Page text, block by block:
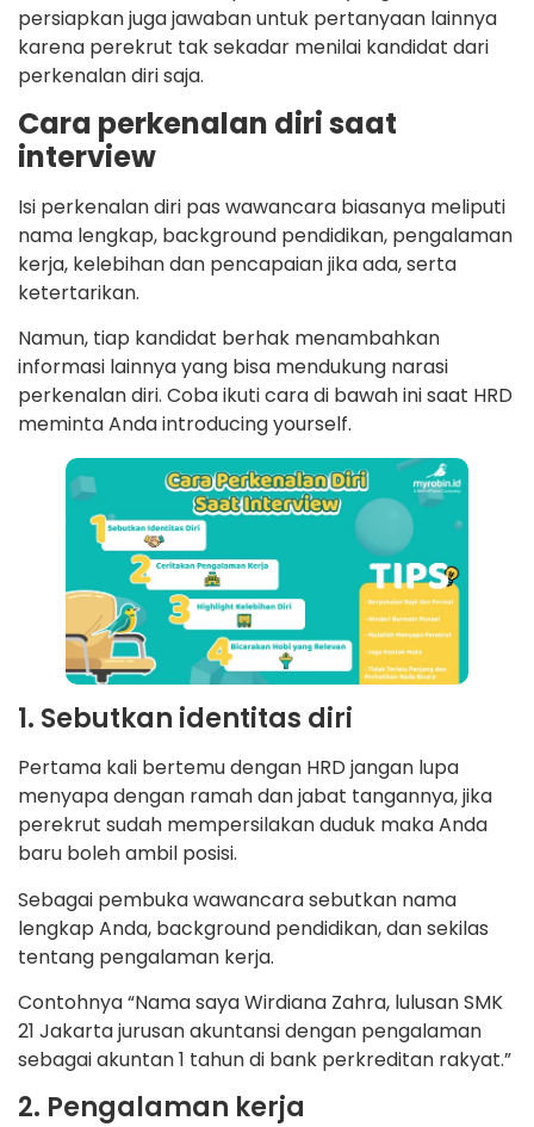
persiapkan juga jawaban untuk pertanyaan lainnya
karena perekrut tak sekadar menilai kandidat dari
perkenalan diri saja.
Cara perkenalan diri saat
interview
Isi perkenalan diri pas wawancara biasanya meliputi
nama lengkap, background pendidikan, pengalaman
kerja, kelebihan dan pencapaian jika ada, serta
ketertarikan.
Namun, tiap kandidat berhak menambahkan
informasi lainnya yang bisa mendukung narasi
perkenalan diri. Coba ikuti cara di bawah ini saat HRD
meminta Anda introducing yourself.
1. Sebutkan identitas diri
Pertama kali bertemu dengan HRD jangan lupa
menyapa dengan ramah dan jabat tangannya, jika
perekrut sudah mempersilakan duduk maka Anda
baru boleh ambil posisi.
Sebagai pembuka wawancara sebutkan nama
lengkap Anda, background pendidikan, dan sekilas
tentang pengalaman kerja.
Contohnya “Nama saya Wirdiana Zahra, lulusan SMK
21 Jakarta jurusan akuntansi dengan pengalaman
sebagai akuntan 1 tahun di bank perkreditan rakyat.”
2. Pengalaman kerja